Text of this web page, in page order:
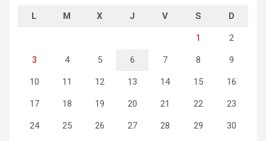
L M X J V S D
1 2
3 4 5 6 7 8 9
10 11 12 13 14 15 16
17 18 19 20 21 22 23
24 25 26 27 28 29 30